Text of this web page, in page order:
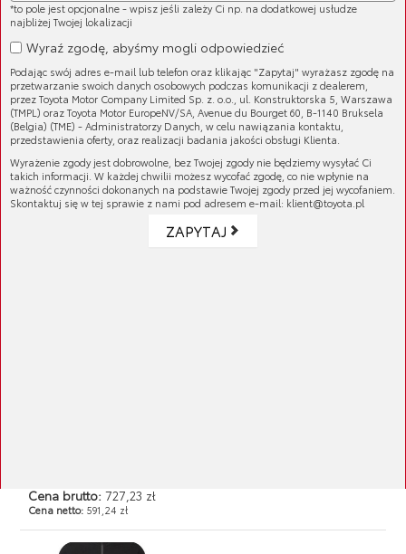
Bluza teamu TGR, wzór 2022
Rozm. L
Cena brutto:727,23 zł
Cena netto:591,24 zł
Cena brutto: 727,23 zł
Cena netto: 591,24 zł
*to pole jest opcjonalne - wpisz jeśli zależy Ci np. na dodatkowej usłudze
najbliżej Twojej lokalizacji
Wyraź zgodę, abyśmy mogli odpowiedzieć
Podając swój adres e-mail lub telefon oraz klikając "Zapytaj" wyrażasz zgodę na
przetwarzanie swoich danych osobowych podczas komunikacji z dealerem,
przez Toyota Motor Company Limited Sp. z. o.o., ul. Konstruktorska 5, Warszawa
(TMPL) oraz Toyota Motor EuropeNV/SA, Avenue du Bourget 60, B-1140 Bruksela
(Belgia) (TME) - Administratorzy Danych, w celu nawiązania kontaktu,
przedstawienia oferty, oraz realizacji badania jakości obsługi Klienta.
Wyrażenie zgody jest dobrowolne, bez Twojej zgody nie będziemy wysyłać Ci
takich informacji. W każdej chwilii możesz wycofać zgodę, co nie wpłynie na
ważność czynności dokonanych na podstawie Twojej zgody przed jej wycofaniem.
Skontaktuj się w tej sprawie z nami pod adresem e-mail: klient@toyota.pl
ZAPYTAJ